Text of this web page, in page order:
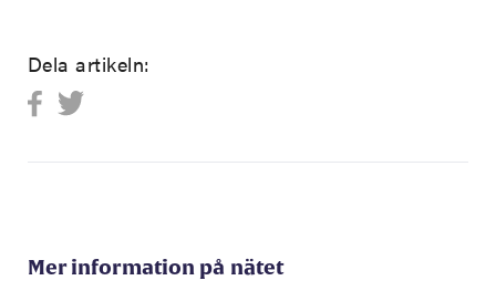
Dela artikeln:
Mer information på nätet